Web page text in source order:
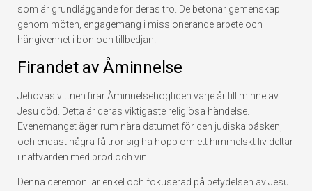
som är grundläggande för deras tro. De betonar gemenskap
genom möten, engagemang i missionerande arbete och
hängivenhet i bön och tillbedjan.
Firandet av Åminnelse
Jehovas vittnen firar Åminnelsehögtiden varje år till minne av
Jesu död. Detta är deras viktigaste religiösa händelse.
Evenemanget äger rum nära datumet för den judiska påsken,
och endast några få tror sig ha hopp om ett himmelskt liv deltar
i nattvarden med bröd och vin.
Denna ceremoni är enkel och fokuserad på betydelsen av Jesu